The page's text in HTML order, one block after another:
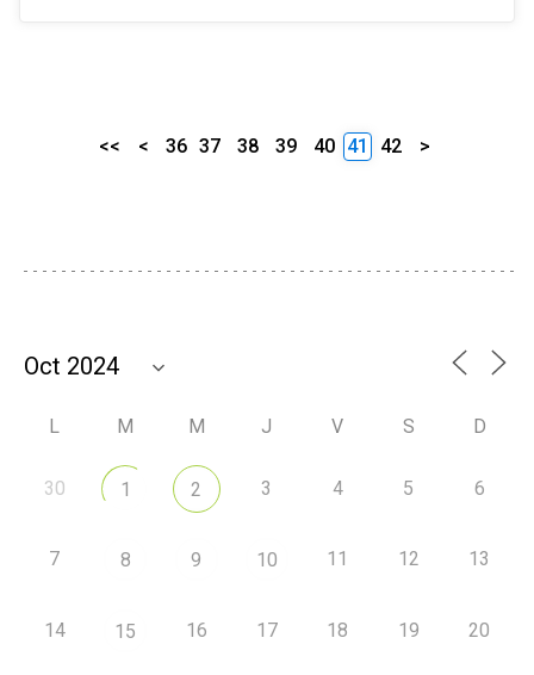
<< < 36 37 38 39 40 41 42 >
L M M J V S D
30 1 2 3 4 5 6
7 8 9 10 11 12 13
14 15 16 17 18 19 20